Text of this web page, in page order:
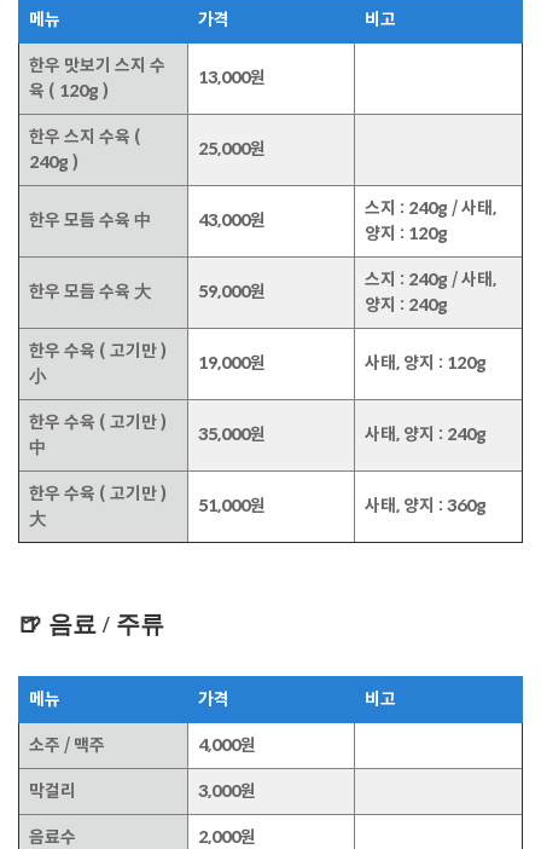
메뉴 가격 비고
한우 맛보기 스지 수
육 ( 120g )
13,000원
한우 스지 수육 (
240g )
25,000원
한우 모듬 수육 中 43,000원
스지 : 240g / 사태,
양지 : 120g
한우 모듬 수육 大 59,000원
스지 : 240g / 사태,
양지 : 240g
한우 수육 ( 고기만 )
小
19,000원 사태, 양지 : 120g
한우 수육 ( 고기만 )
中
35,000원 사태, 양지 : 240g
한우 수육 ( 고기만 )
大
51,000원 사태, 양지 : 360g
🍺 음료 / 주류
메뉴 가격 비고
소주 / 맥주 4,000원
막걸리 3,000원
음료수 2,000원